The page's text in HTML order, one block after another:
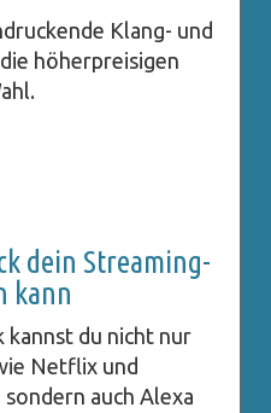
Klang- und
höherpreisigen
dein Streaming-
kann
kannst du nicht nur
Netflix und
auch Alexa